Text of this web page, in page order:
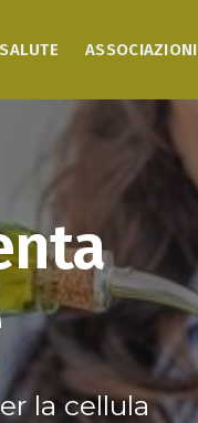
SALUTE ASSOCIAZIONI
la cellula